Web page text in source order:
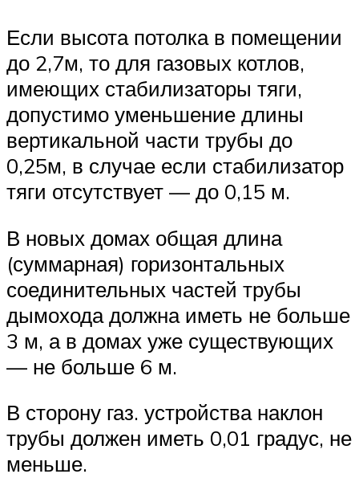
Если высота потолка в помещении
до 2,7м, то для газовых котлов,
имеющих стабилизаторы тяги,
допустимо уменьшение длины
вертикальной части трубы до
0,25м, в случае если стабилизатор
тяги отсутствует — до 0,15 м.
В новых домах общая длина
(суммарная) горизонтальных
соединительных частей трубы
дымохода должна иметь не больше
3 м, а в домах уже существующих
— не больше 6 м.
В сторону газ. устройства наклон
трубы должен иметь 0,01 градус, не
меньше.